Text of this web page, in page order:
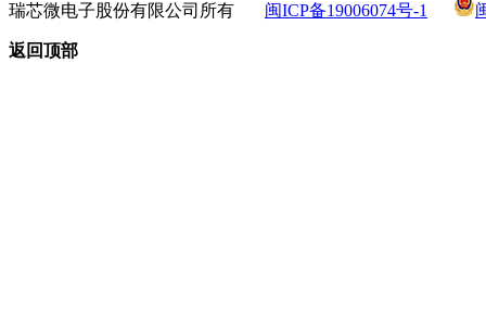
瑞芯微电子股份有限公司所有 闽ICP备19006074号-1
返回顶部